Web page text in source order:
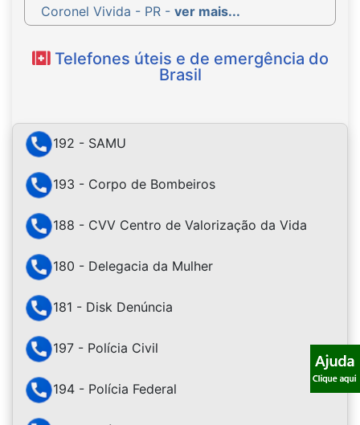
Coronel Vivida - PR - ver mais...
Telefones úteis e de emergência do
Brasil
192 - SAMU
193 - Corpo de Bombeiros
188 - CVV Centro de Valorização da Vida
180 - Delegacia da Mulher
181 - Disk Denúncia
197 - Polícia Civil
194 - Polícia Federal